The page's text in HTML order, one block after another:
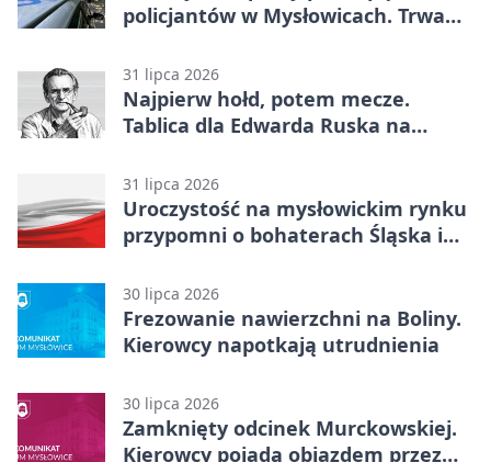
policjantów w Mysłowicach. Trwa
31 lipca 2026
Najpierw hołd, potem mecze.
Tablica dla Edwarda Ruska na
31 lipca 2026
Uroczystość na mysłowickim rynku
przypomni o bohaterach Śląska i
30 lipca 2026
Frezowanie nawierzchni na Boliny.
Kierowcy napotkają utrudnienia
30 lipca 2026
Zamknięty odcinek Murckowskiej.
Kierowcy pojadą objazdem przez